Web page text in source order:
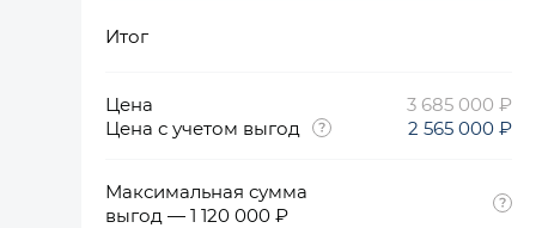
Итог
Цена
3 685 000 ₽
Цена с учетом выгод
2 565 000 ₽
Максимальная сумма
выгод — 1 120 000 ₽